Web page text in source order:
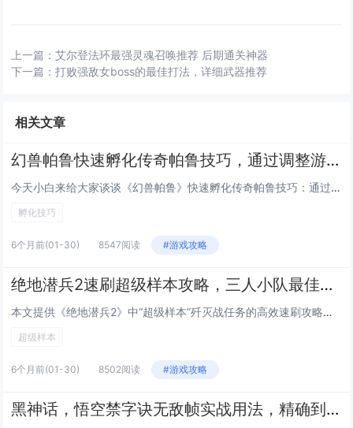
上一篇：艾尔登法环最强灵魂召唤推荐 后期通关神器
下一篇：打败强敌女boss的最佳打法，详细武器推荐
相关文章
幻兽帕鲁快速孵化传奇帕鲁技巧，通过调整游戏内时间与特定食物组合可大幅缩短孵化等待
今天小白来给大家谈谈《幻兽帕鲁》快速孵化传奇帕鲁技巧：通过调整游戏内时间与特定食物组合可大幅缩短孵化等待。，以及对应的知...
孵化技巧
6个月前(01-30) 8547阅读 #游戏攻略
绝地潜兵2速刷超级样本攻略，三人小队最佳路线推荐，高效通关高难度歼灭战任务
本文提供《绝地潜兵2》中“超级样本”歼灭战任务的高效速刷攻略，聚焦三人小队协同作战，推荐最优路线：开局直取西北主样本点，...
超级样本
6个月前(01-30) 8502阅读 #游戏攻略
黑神话，悟空禁字诀无敌帧实战用法，精确到帧的Boss战躲避与反击连招指南